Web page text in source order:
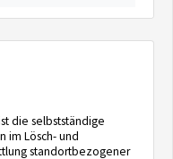
die selbstständige
im Lösch- und
standortbezogener